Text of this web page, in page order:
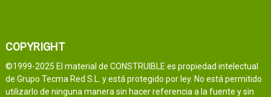
COPYRIGHT
©1999-2025 El material de CONSTRUIBLE es propiedad intelectual
de Grupo Tecma Red S.L. y está protegido por ley. No está permitido
utilizarlo de ninguna manera sin hacer referencia a la fuente y sin